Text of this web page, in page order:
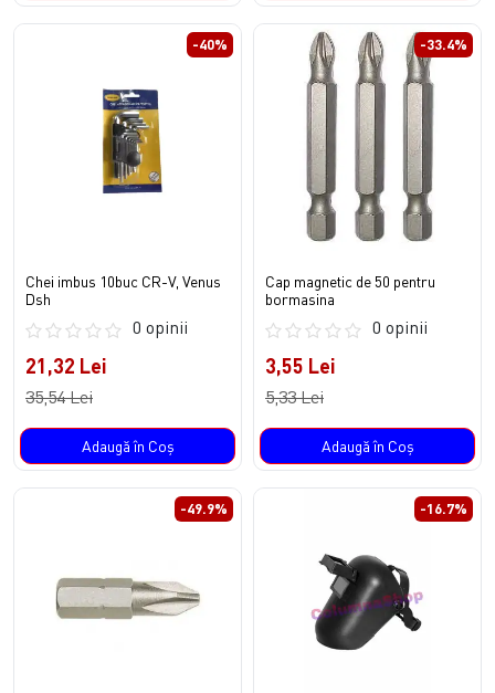
-40%
Chei imbus 10buc CR-V, Venus
Dsh
0 opinii
21,32 Lei
35,54 Lei
Adaugă în Coş
-33.4%
Cap magnetic de 50 pentru
bormasina
0 opinii
3,55 Lei
5,33 Lei
Adaugă în Coş
-49.9% -16.7%